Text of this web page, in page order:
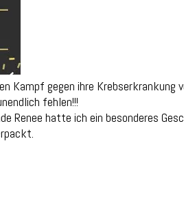
gegen ihre Krebserkrankung
fehlen!!!
Renee hatte ich ein besonderes